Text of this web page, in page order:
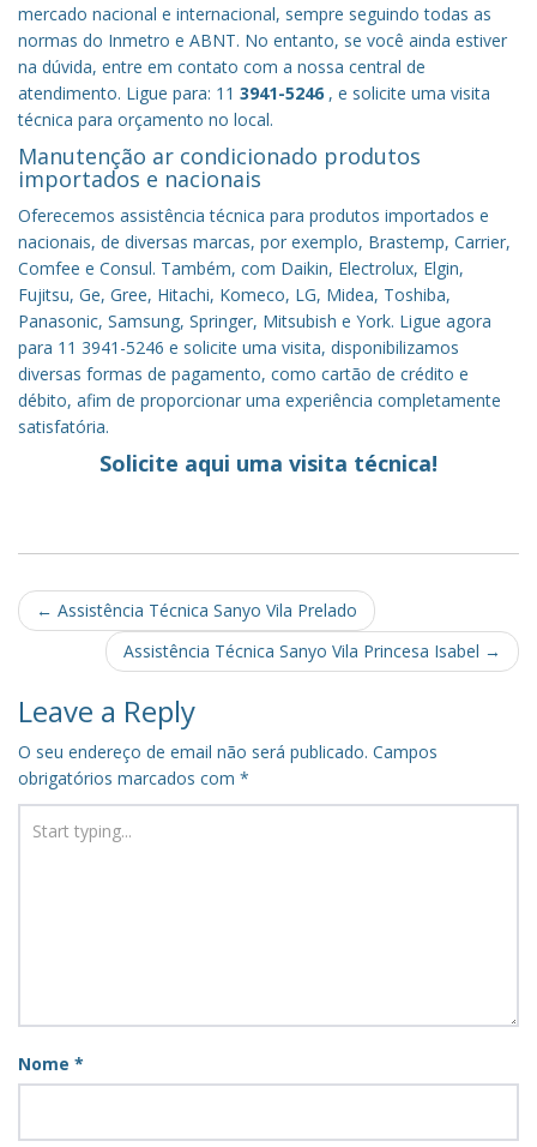
mercado nacional e internacional, sempre seguindo todas as
normas do Inmetro e ABNT. No entanto, se você ainda estiver
na dúvida, entre em contato com a nossa central de
atendimento. Ligue para: 11 3941-5246 , e solicite uma visita
técnica para orçamento no local.
Manutenção ar condicionado produtos
importados e nacionais
Oferecemos assistência técnica para produtos importados e
nacionais, de diversas marcas, por exemplo, Brastemp, Carrier,
Comfee e Consul. Também, com Daikin, Electrolux, Elgin,
Fujitsu, Ge, Gree, Hitachi, Komeco, LG, Midea, Toshiba,
Panasonic, Samsung, Springer, Mitsubish e York. Ligue agora
para 11 3941-5246 e solicite uma visita, disponibilizamos
diversas formas de pagamento, como cartão de crédito e
débito, afim de proporcionar uma experiência completamente
satisfatória.
Solicite aqui uma visita técnica!
Post
navigation
← Assistência Técnica Sanyo Vila Prelado
Assistência Técnica Sanyo Vila Princesa Isabel →
Leave a Reply
O seu endereço de email não será publicado. Campos
obrigatórios marcados com *
Nome *